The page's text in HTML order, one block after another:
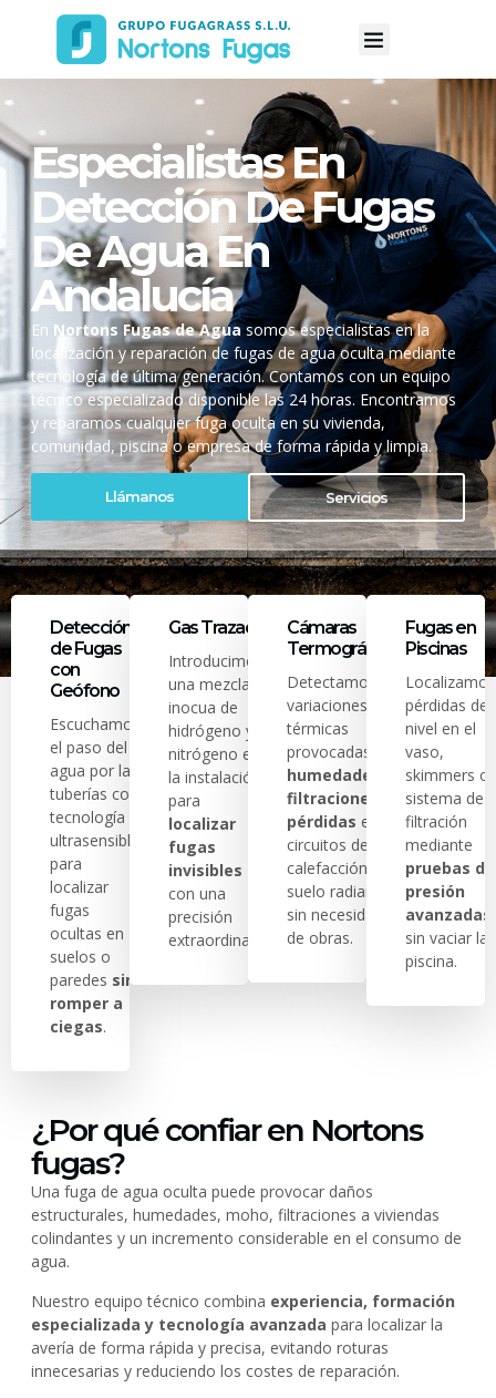
Especialistas En
Detección De Fugas
De Agua En
Andalucía
En Nortons Fugas de Aguasomos especialistas en la
localización y reparación de fugas de agua oculta mediante
tecnología de última generación. Contamos con un equipo
técnico especializado disponible las 24 horas. Encontramos
y reparamos cualquier fuga oculta en su vivienda,
comunidad, piscina o empresa de forma rápida y limpia.
Llámanos Servicios
Detección
de Fugas
con
Geófono
Escuchamos
el paso del
agua por las
tuberías con
tecnología
ultrasensible
para
localizar
fugas
ocultas en
suelos o
paredes sin
romper a
ciegas.
Gas Trazador
Introducimos
una mezcla
inocua de
hidrógeno y
nitrógeno en
la instalación
para
localizar
fugas
invisibles
con una
precisión
extraordinaria.
Cámaras
Termográficas
Detectamos
variaciones
térmicas
provocadas por
humedades,
filtraciones o
pérdidas en
circuitos de
calefacción y
suelo radiante
sin necesidad
de obras.
Fugas en
Piscinas
Localizamos
pérdidas de
nivel en el
vaso,
skimmers o
sistema de
filtración
mediante
pruebas de
presión
avanzadas
sin vaciar la
piscina.
¿Por qué confiar en Nortons
fugas?
Una fuga de agua oculta puede provocar daños
estructurales, humedades, moho, filtraciones a viviendas
colindantes y un incremento considerable en el consumo de
agua.
Nuestro equipo técnico combina experiencia, formación
especializada y tecnología avanzada para localizar la
avería de forma rápida y precisa, evitando roturas
innecesarias y reduciendo los costes de reparación.